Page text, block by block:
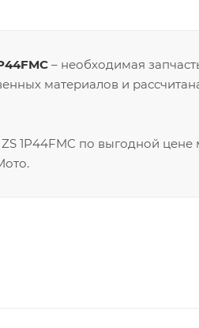
– необходимая
материалов и
1P44FMC по выгодной